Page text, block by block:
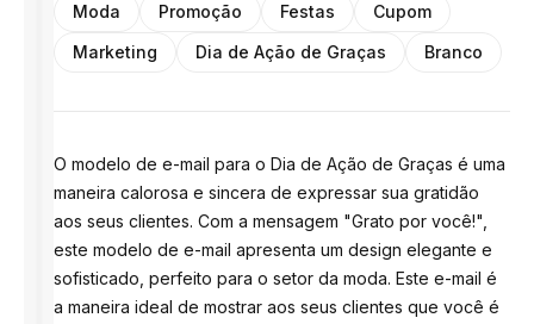
Moda Promoção Festas
Cupom
Marketing
Dia de Ação de Graças Branco
O modelo de e-mail para o Dia de Ação de Graças é uma
maneira calorosa e sincera de expressar sua gratidão
aos seus clientes. Com a mensagem "Grato por você!",
este modelo de e-mail apresenta um design elegante e
sofisticado, perfeito para o setor da moda. Este e-mail é
a maneira ideal de mostrar aos seus clientes que você é